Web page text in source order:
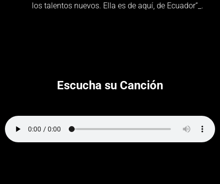
los talentos nuevos. Ella es de aquí, de Ecuador”_.
Escucha su Canción